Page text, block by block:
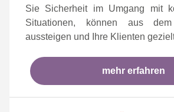
Sie Sicherheit im Umgang mit
Situationen, können aus dem
aussteigen und Ihre Klienten
mehr erfahren